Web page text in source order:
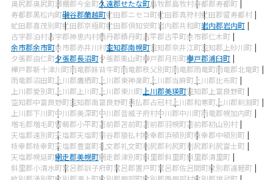
奥尻郡奥尻町瀬棚郡今金町久遠郡せたな町島牧郡島牧村寿都郡寿都町
寿都郡黒松内町磯谷郡蘭越町虻田郡ニセコ町虻田郡真狩村虻田郡留寿都村
虻田郡喜茂別町虻田郡京極町虻田郡倶知安町岩内郡共和町岩内郡岩内町
古宇郡泊村古宇郡神恵内村積丹郡積丹町古平郡古平町余市郡仁木町
余市郡余市町余市郡赤井川村空知郡南幌町空知郡奈井江町空知郡上砂川町
夕張郡由仁町夕張郡長沼町夕張郡栗山町樺戸郡月形町樺戸郡浦臼町
樺戸郡新十津川町雨竜郡妹背牛町雨竜郡秩父別町雨竜郡雨竜町雨竜郡北竜町
雨竜郡沼田町 上川郡鷹栖町 上川郡東神楽町 上川郡当麻町 上川郡比布町
上川郡愛別町 上川郡上川町 上川郡東川町 上川郡美瑛町空知郡上富良野町
空知郡中富良野町空知郡南富良野町勇払郡占冠村 上川郡和寒町 上川郡剣淵町
上川郡下川町中川郡美深町中川郡音威子府村中川郡中川町雨竜郡幌加内町
増毛郡増毛町留萌郡小平町苫前郡苫前町苫前郡羽幌町苫前郡初山別村
天塩郡遠別町天塩郡天塩町宗谷郡猿払村枝幸郡浜頓別町枝幸郡中頓別町
枝幸郡枝幸町天塩郡豊富町礼文郡礼文町利尻郡利尻町利尻郡利尻富士町
天塩郡幌延町網走郡美幌町網走郡津別町斜里郡斜里町斜里郡清里町
斜里郡小清水町常呂郡訓子府町常呂郡置戸町常呂郡佐呂間町紋別郡遠軽町